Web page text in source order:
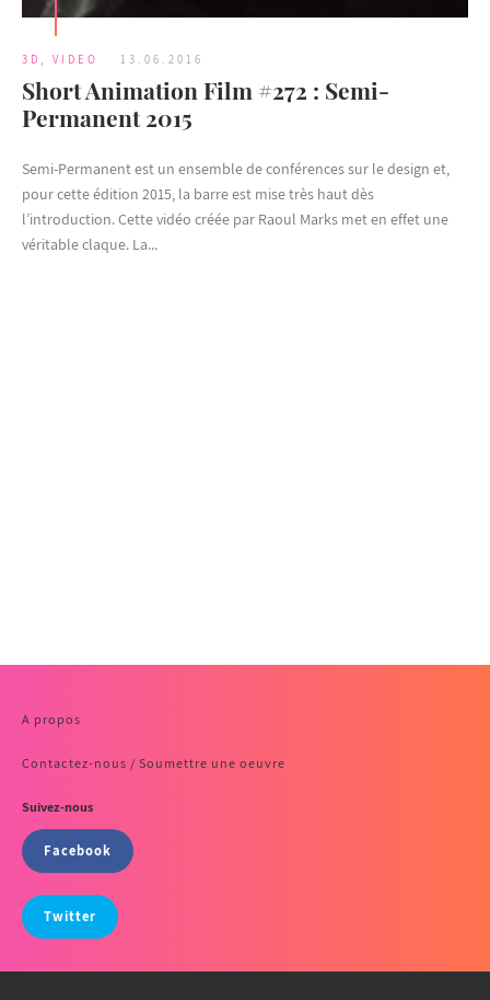
3D , VIDEO 13.06.2016
Short Animation Film #272 : Semi-
Permanent 2015
Semi-Permanent est un ensemble de conférences sur le design et,
pour cette édition 2015, la barre est mise très haut dès
l’introduction. Cette vidéo créée par Raoul Marks met en effet une
véritable claque. La...
A propos
Contactez-nous / Soumettre une oeuvre
Suivez-nous
Facebook
Twitter